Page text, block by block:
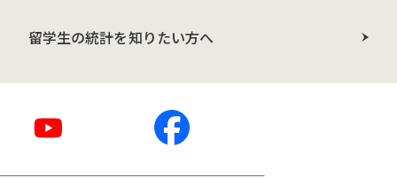
留学生の統計を知りたい方へ